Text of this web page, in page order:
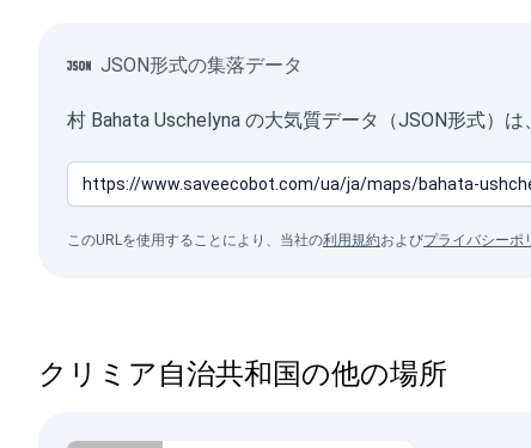
JSON形式の集落データ
村 Bahata Uschelyna の大気質データ（JSON形式）
このURLを使用することにより、当社の利用規約およびプライバシーポ
クリミア自治共和国の他の場所